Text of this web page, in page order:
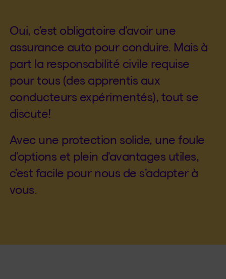
Oui, c’est obligatoire d’avoir une
assurance auto pour conduire. Mais à
part la responsabilité civile requise
pour tous (des apprentis aux
conducteurs expérimentés), tout se
discute!
Avec une protection solide, une foule
d’options et plein d’avantages utiles,
c’est facile pour nous de s’adapter à
vous.